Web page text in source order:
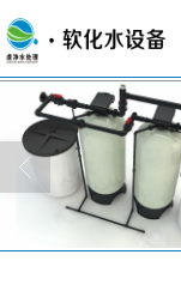
首页 关于虔净